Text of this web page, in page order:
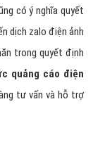
có ý nghĩa quyết
dịch zalo điện ảnh
trong quyết định
quảng cáo điện
tư vấn và hỗ trợ